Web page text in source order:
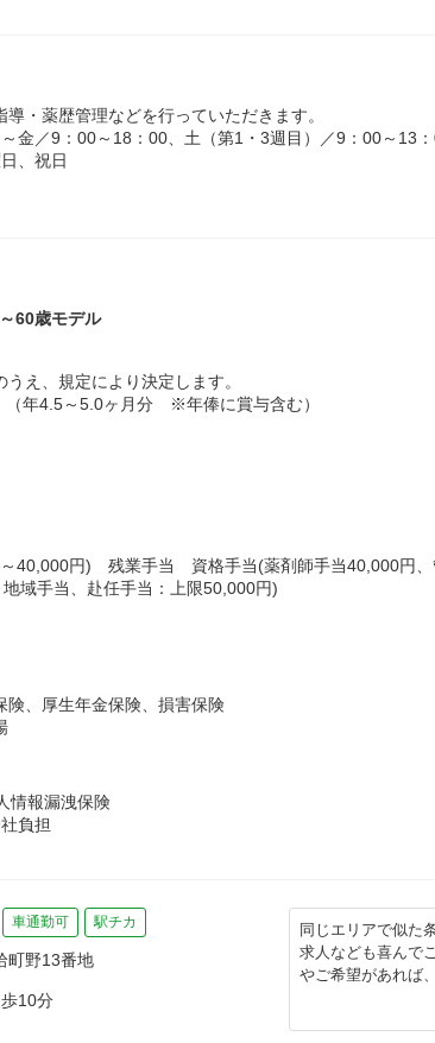
・薬歴管理などを行っていただきます。
金／9：00～18：00、土（第1・3週目）／9：00～13
、祝日
60歳モデル
え、規定により決定します。
（年4.5～5.0ヶ月分 ※年俸に賞与含む）
40,000円) 残業手当 資格手当(薬剤師手当40,000円、
域手当、赴任手当：上限50,000円)
険、厚生年金保険、損害保険
情報漏洩保険
負担
車通勤可 駅チカ
町野13番地
10分
同じエリアで似た
求人なども喜んで
やご希望があれば